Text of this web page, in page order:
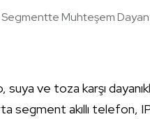
Muhteşem Dayan
ve toza karşı
segment akıllı